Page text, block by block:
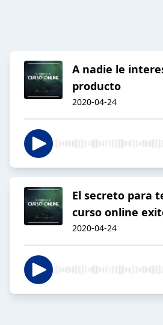
A nadie le
producto
2020-04-24
El secreto para
curso online
2020-04-24